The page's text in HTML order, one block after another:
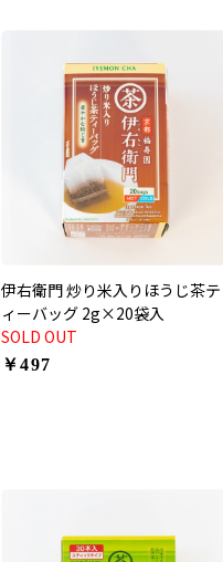
伊右衛門 炒り米入りほうじ茶テ
ィーバッグ 2g×20袋入
SOLD OUT
￥497